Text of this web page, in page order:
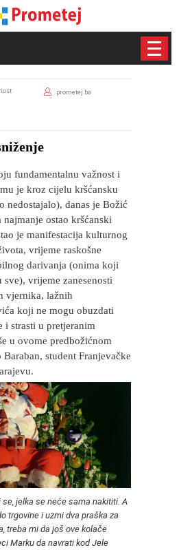
prometej.ba
fundamentalnu važnost i
je kroz cijelu kršćansku
nedostajalo), danas je Božić
najmanje ostao kršćanski
je manifestacija kulturnog
vrijeme raskošne
darivanja (onima koji
vrijeme zanesenosti
vjernika, lažnih
koji ne mogu obuzdati
i strasti u pretjeranim
u ovome predbožićnom
Baraban, student Franjevačke
se, jelka se neće sama nakititi. A
trgovine i uzmi dva praška za
treba mi da još ove kolače
Marku da navrati kod Jele